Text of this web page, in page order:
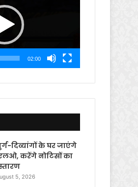
02:00
दिव्यांगों के घर जाएंगे
करेंगे नोटिसों का
5, 2026